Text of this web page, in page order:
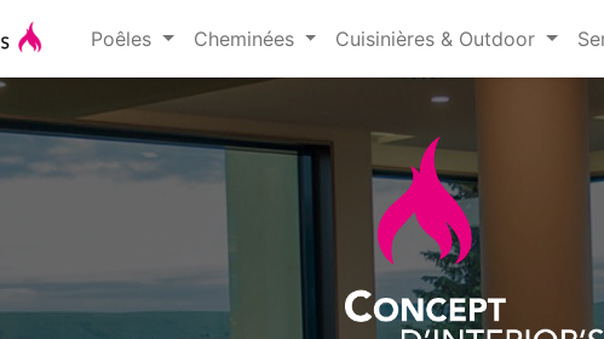
Poêles Cheminées Cuisinières & Outdoor